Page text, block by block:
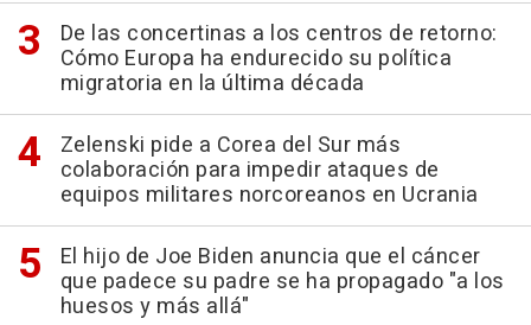
De las concertinas a los centros de retorno:
Cómo Europa ha endurecido su política
migratoria en la última década
Zelenski pide a Corea del Sur más
colaboración para impedir ataques de
equipos militares norcoreanos en Ucrania
El hijo de Joe Biden anuncia que el cáncer
que padece su padre se ha propagado "a los
huesos y más allá"